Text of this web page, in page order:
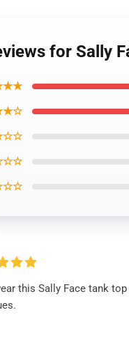
for Sally
this Sally Face tank